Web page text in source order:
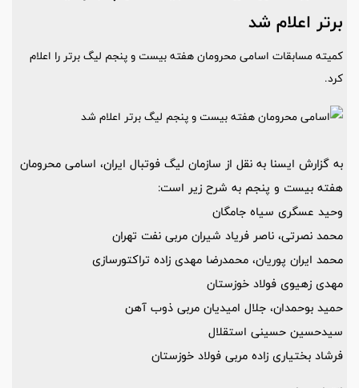
برتر اعلام شد
کمیته مسابقات اسامی محرومان هفته بیست و پنجم لیگ برتر را اعلام
کرد.
به گزارش ایسنا به نقل از سازمان لیگ فوتبال ایران، اسامی محرومان
هفته بیست و پنجم به شرح زیر است:
وحید عسگری سیاه جامگان
محمد نصرتی، ناصر فریاد شیران مربی نفت تهران
محمد ایران پوریان، محمدرضا مهدی زاده تراکتورسازی
مهدی زهیوی فولاد خوزستان
حمید بوحمدان، جلال امیدیان مربی ذوب آهن
سیدحسین حسینی استقلال
فرشاد بختیاری زاده مربی فولاد خوزستان